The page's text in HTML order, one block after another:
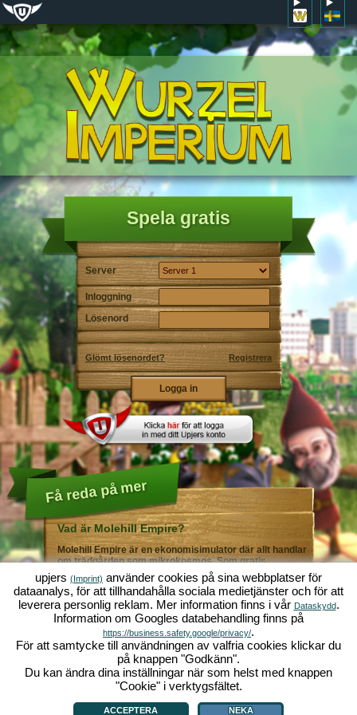
Spela gratis
Server
Inloggning
Lösenord
Glömt lösenordet? Registrera
Få reda på mer
Vad är Molehill Empire?
Molehill Empire är en ekonomisimulator där allt handlar
om trädgården som mikrokosmos. Som gratis
webbläsarspel fungerar det i din webbläsare - helt utan
ytterligare nedladdningar eller programinstallationer! I
rollen som trädgårdsmästare skapar du ditt eget gröna
paradis. Plantera! Vattna! Skörda! Du väljer mellan alla
möjliga olika grönsaker och frukter: tomater och
jordgubbar - eller kanske hellre morötter och sallad?
Gurka och broccoli? Äsch - varför inte fylla ditt
trädgårdsland med lite av varje!? Besök städerna
Grönadal och Metropola för att handla med andra
spelare. Köp nya, spännande grödor och ge livet i
örtagården en extra krydda med exklusiva
trädgårdsdekorationer. Uppfyll dina kunders önskemål
och var alltid mån om god grannsämja, så att inte din
Vad är Molehill Empire?|Bakgrund|Funktioner| Spelregler
Hantera Cookies
upjers (Imprint) använder cookies på sina webbplatser för
dataanalys, för att tillhandahålla sociala medietjänster och för att
leverera personlig reklam. Mer information finns i vår Dataskydd.
Information om Googles databehandling finns på
https://business.safety.google/privacy/.
För att samtycke till användningen av valfria cookies klickar du
på knappen "Godkänn".
Du kan ändra dina inställningar när som helst med knappen
"Cookie" i verktygsfältet.
ACCEPTERA NEKA